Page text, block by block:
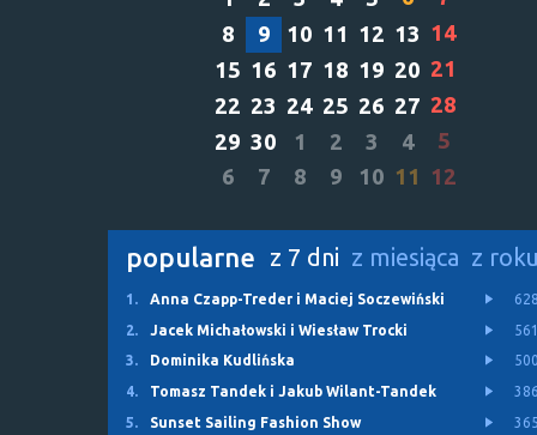
8
9 10 11 12 13 14
15 16 17 18 19 20 21
22 23 24 25 26 27 28
29 30 1 2 3 4
5
6
7 8 9 10 11 12
popularne z 7 dni z miesiąca z
1. Anna Czapp-Treder i Maciej Soczewiński
2.
Jacek Michałowski i Wiesław Trocki
3.
Dominika Kudlińska
4.
Tomasz Tandek i Jakub Wilant-Tandek
5.
Sunset Sailing Fashion Show